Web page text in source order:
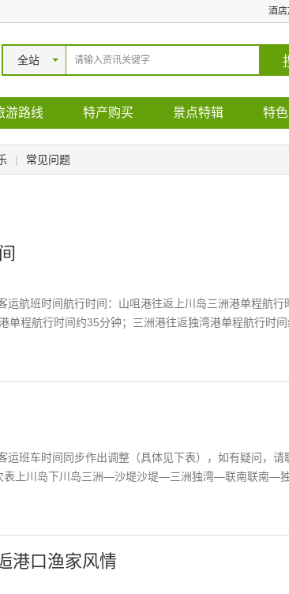
酒店
全站
游路线 特产购买 景点特辑 特
| 常见问题
运航班时间航行时间：山咀港往返上川岛三洲港单程航行
单程航行时间约35分钟；三洲港往返独湾港单程航行时
运班车时间同步作出调整（具体见下表），如有疑问，请
表上川岛下川岛三洲—沙堤沙堤—三洲独湾—联南联南—
港口渔家风情